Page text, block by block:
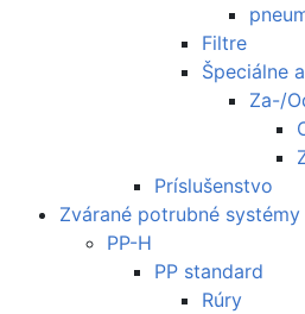
Filtre
Špeciálne
Za-/
Príslušenstvo
Zvárané potrubné systémy
PP-H
PP standard
Rúry